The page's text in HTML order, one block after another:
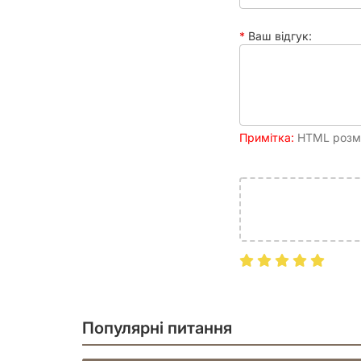
Ваш відгук:
Примітка: HTML
Популярні питання